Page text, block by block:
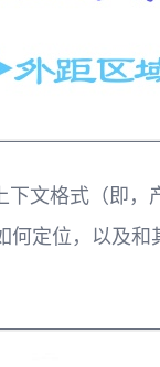
文格式（即，
定位，以及